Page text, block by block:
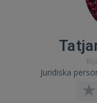
Juridiska